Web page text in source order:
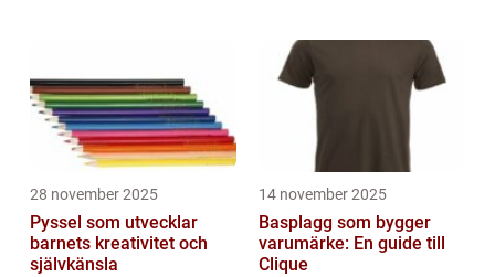
shoppingupplevelse. I denna guide kommer
28 november 2025
Pyssel som utvecklar
barnets kreativitet och
självkänsla
14 november 2025
Basplagg som bygger
varumärke: En guide till
Clique